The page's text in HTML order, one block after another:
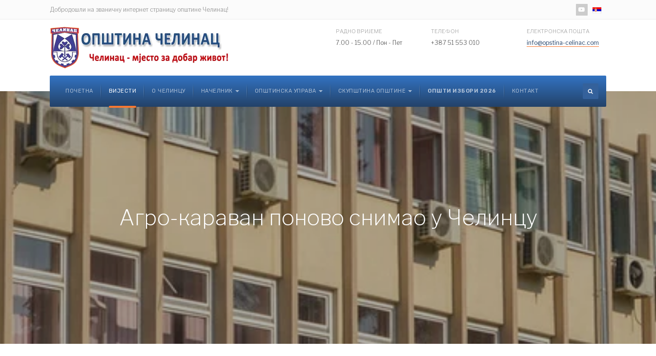
Добродошли на званичну интернет страницу општине Челинац! Изаберите ваш језик
РАДНО ВРИЈЕМЕ
7.00 - 15.00 / Пон - Пет
ТЕЛЕФОН
+387 51 553 010
ЕЛЕКТРОНСКА ПОШТА
info@opstina-celinac.com
ПОЧЕТНА ВИЈЕСТИ О ЧЕЛИНЦУ НАЧЕЛНИК ОПШТИНСКА УПРАВА СКУПШТИНА ОПШТИНЕ ОПШТИ ИЗБОРИ 2026 КОНТАКТ
Агро-караван поново снимао у Челинцу